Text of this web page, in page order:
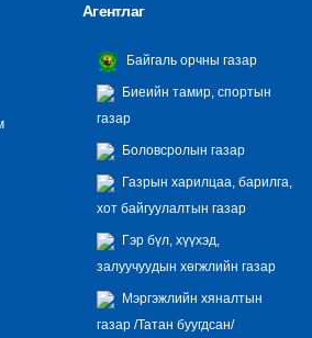
Агентлаг
Байгаль орчны газар
Биеийн тамир, спортын
газар
Боловсролын газар
Газрын харилцаа, барилга,
хот байгуулалтын газар
Гэр бүл, хүүхэд,
залуучуудын хөгжлийн газар
Мэргэжлийн хяналтын
газар /Татан буугдсан/